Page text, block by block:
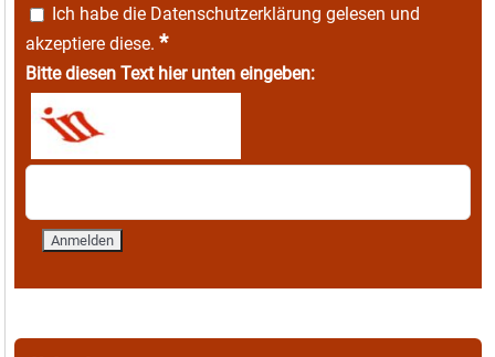
Ich habe die Datenschutzerklärung gelesen und
akzeptiere diese. *
Bitte diesen Text hier unten eingeben: